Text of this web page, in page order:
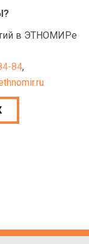
в ЭТНОМИРе
84,